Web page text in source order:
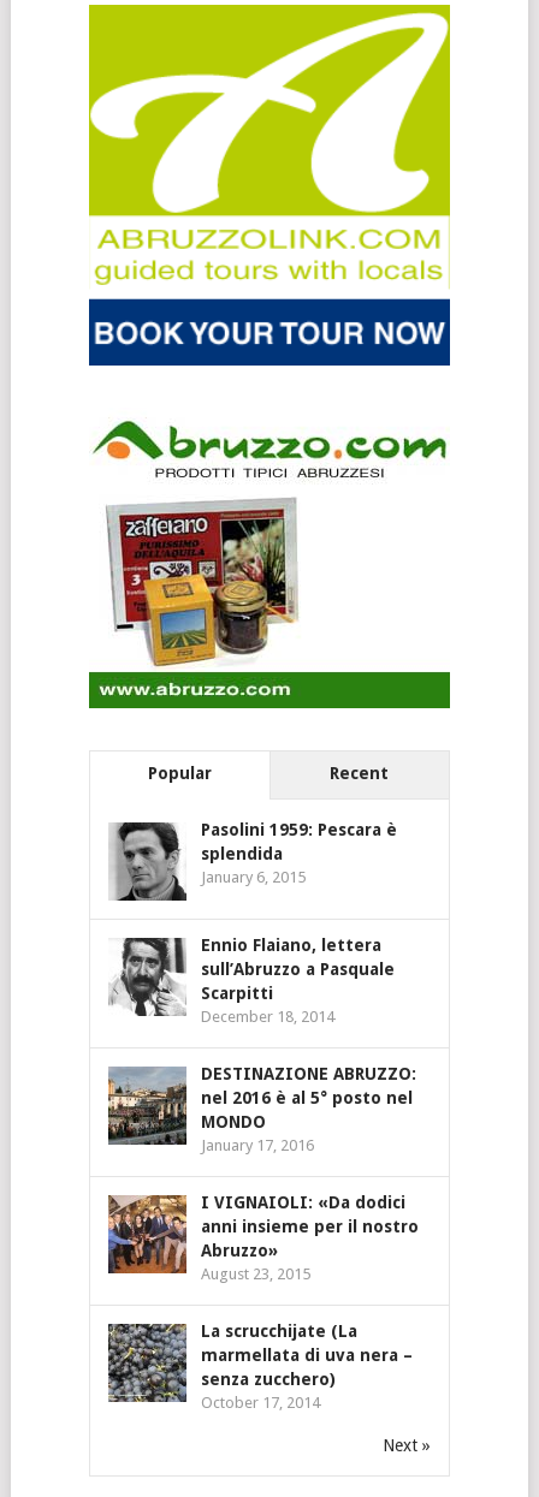
Popular Recent
Pasolini 1959: Pescara è
splendida
January 6, 2015
Ennio Flaiano, lettera
sull’Abruzzo a Pasquale
Scarpitti
December 18, 2014
DESTINAZIONE ABRUZZO:
nel 2016 è al 5° posto nel
MONDO
January 17, 2016
I VIGNAIOLI: «Da dodici
anni insieme per il nostro
Abruzzo»
August 23, 2015
La scrucchijate (La
marmellata di uva nera –
senza zucchero)
October 17, 2014
Next »